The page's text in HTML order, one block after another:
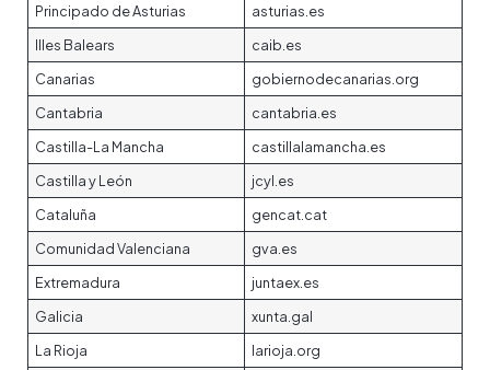
Principado de Asturias
asturias.es
Illes Balears
caib.es
Canarias
gobiernodecanarias.org
Cantabria
cantabria.es
Castilla-La Mancha
castillalamancha.es
Castilla y León
jcyl.es
Cataluña
gencat.cat
Comunidad Valenciana
gva.es
Extremadura
juntaex.es
Galicia
xunta.gal
La Rioja
larioja.org